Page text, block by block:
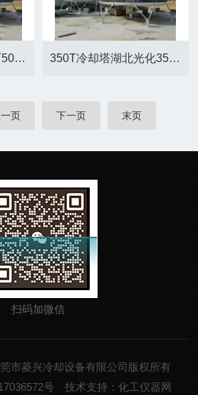
500T冷却塔湖北黄石500T圆形冷却塔厂家 350T冷却塔湖北光化350T圆形冷却塔厂家
一页 下一页 末页
扫码加微信
市菱兴冷却设备有限公司版权所有
号
技术支持：化工仪器网